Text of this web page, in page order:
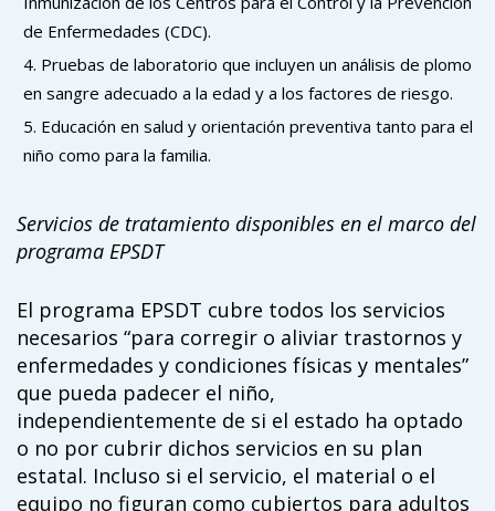
de Enfermedades (CDC).
Pruebas de laboratorio que incluyen un análisis de plomo
en sangre adecuado a la edad y a los factores de riesgo.
Educación en salud y orientación preventiva tanto para el
niño como para la familia.
Servicios de tratamiento disponibles en el marco del
programa EPSDT
El programa EPSDT cubre todos los servicios
necesarios “para corregir o aliviar trastornos y
enfermedades y condiciones físicas y mentales”
que pueda padecer el niño,
independientemente de si el estado ha optado
o no por cubrir dichos servicios en su plan
estatal. Incluso si el servicio, el material o el
equipo no figuran como cubiertos para adultos